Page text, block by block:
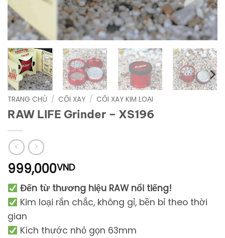
TRANG CHỦ / CỐI XAY / CỐI XAY KIM LOẠI
RAW LIFE Grinder – XS196
999,000VND
Đến từ thương hiệu RAW nổi tiếng!
Kim loại rắn chắc, không gỉ, bền bỉ theo thời
gian
Kích thước nhỏ gọn 63mm